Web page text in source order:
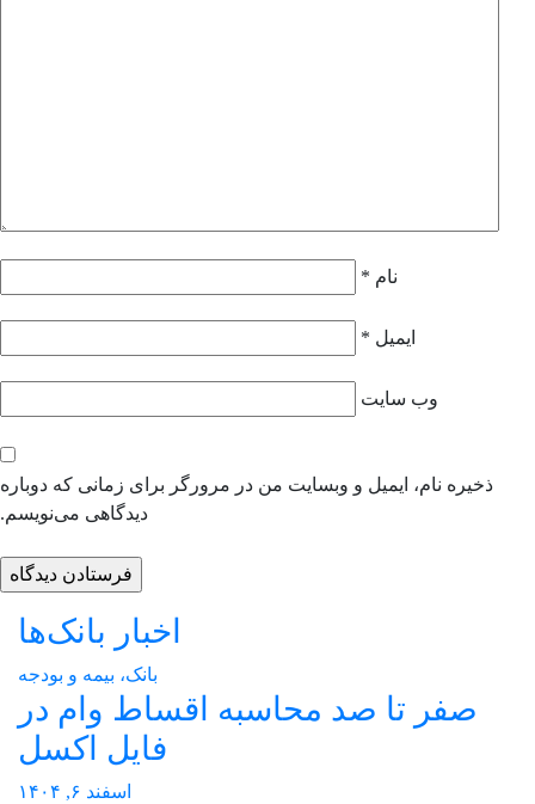
نام*
ایمیل*
وب‌ سایت
ذخیره نام، ایمیل و وبسایت من در مرورگر برای زمانی که دوباره
دیدگاهی می‌نویسم.
اخبار بانک‌ها
بانک، بیمه و بودجه
صفر تا صد محاسبه اقساط وام در
فایل اکسل
اسفند ۶, ۱۴۰۴